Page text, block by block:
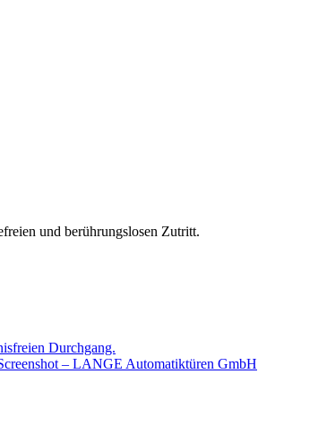
und berührungslosen Zutritt.
Durchgang.